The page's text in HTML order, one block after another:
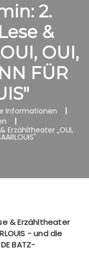
2.
&
OUI,
FÜR
Informationen
Erzähltheater „OUI,
& Erzähltheater
- und die
BATZ-